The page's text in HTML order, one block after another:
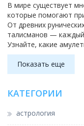
В мире существует
которые помогают
От древних
талисманов — каждый
Узнайте, какие
помощниками в
Вдохновляйтесь
полезными советами
Показать еще
КАТЕГОРИИ
астрология